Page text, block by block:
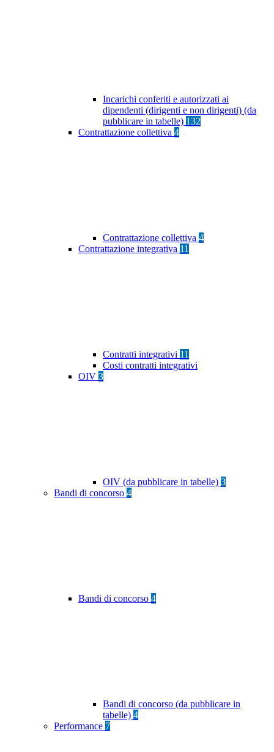
Incarichi conferiti e autorizzati ai
dipendenti (dirigenti e non dirigenti) (da
pubblicare in tabelle) 132
Contrattazione collettiva 4
Contrattazione collettiva 4
Contrattazione integrativa 11
Contratti integrativi 11
Costi contratti integrativi
OIV 3
OIV (da pubblicare in tabelle) 3
Bandi di concorso 4
Bandi di concorso 4
Bandi di concorso (da pubblicare in
tabelle) 4
Performance 7